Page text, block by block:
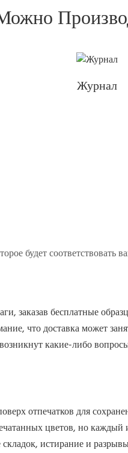
Журнал
будет
заказав бесплатные
что доставка может
какие-либо
отпечатков для
цветов, но
истирание и